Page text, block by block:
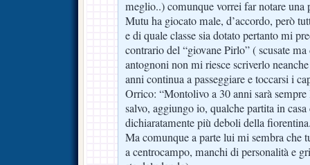
meglio..) comunque vorrei far notare una
Mutu ha giocato male, d’accordo, però
e di quale classe sia dotato pertanto mi
contrario del “giovane Pirlo” ( scusate
antognoni non mi riesce scriverlo
anni continua a passeggiare e toccarsi i
Orrico: “Montolivo a 30 anni sarà
salvo, aggiungo io, qualche partita in casa
dichiaratamente più deboli della
Ma comunque a parte lui mi sembra che
a centrocampo, manchi di personalità e